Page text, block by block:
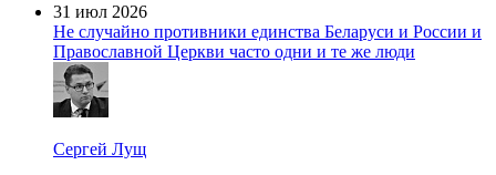
31 июл 2026
Не случайно противники единства Беларуси и России и
Православной Церкви часто одни и те же люди
Сергей Лущ